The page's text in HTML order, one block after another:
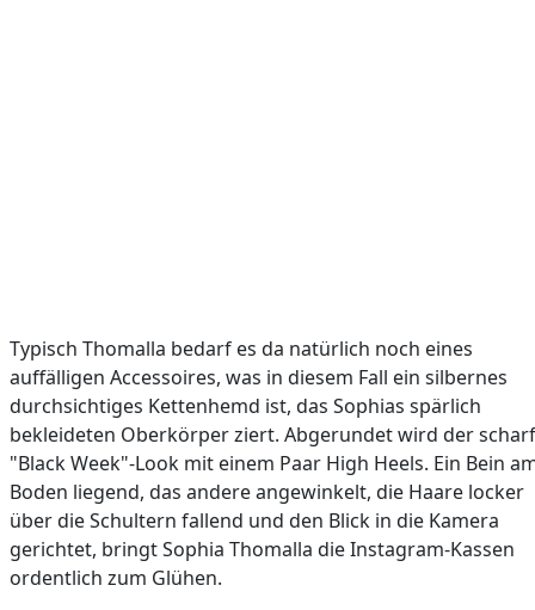
Typisch Thomalla bedarf es da natürlich noch eines
auffälligen Accessoires, was in diesem Fall ein silbernes
durchsichtiges Kettenhemd ist, das Sophias spärlich
bekleideten Oberkörper ziert. Abgerundet wird der
"Black Week"-Look mit einem Paar High Heels. Ein Bein
Boden liegend, das andere angewinkelt, die Haare locker
über die Schultern fallend und den Blick in die Kamera
gerichtet, bringt Sophia Thomalla die Instagram-Kassen
ordentlich zum Glühen.